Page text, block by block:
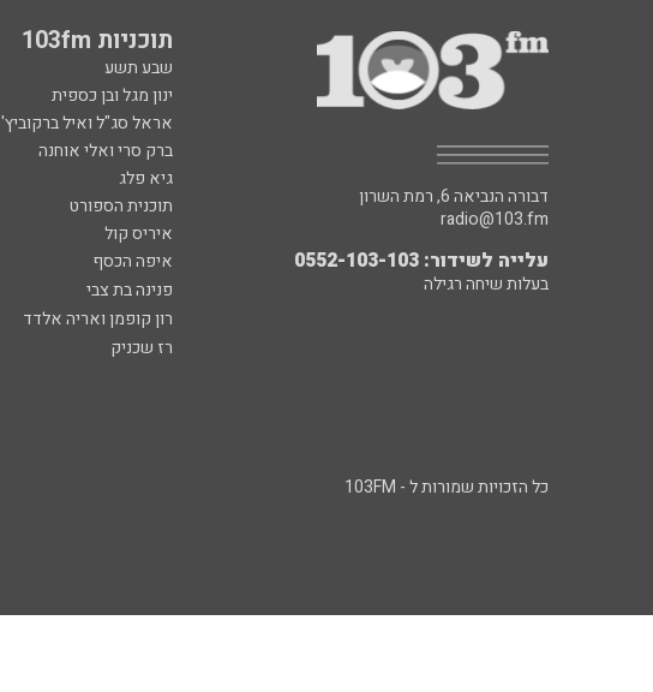
תוכניות 103fm
שבע תשע
ינון מגל ובן כספית
אראל סג"ל ואיל ברקוביץ'
ברק סרי ואלי אוחנה
גיא פלג
תוכנית הספורט
איריס קול
איפה הכסף
פנינה בת צבי
רון קופמן ואריה אלדד
רז שכניק
דבורה הנביאה 6, רמת השרון
radio@103.fm
עלייה לשידור: 0552-103-103
בעלות שיחה רגילה
כל הזכויות שמורות ל - 103FM